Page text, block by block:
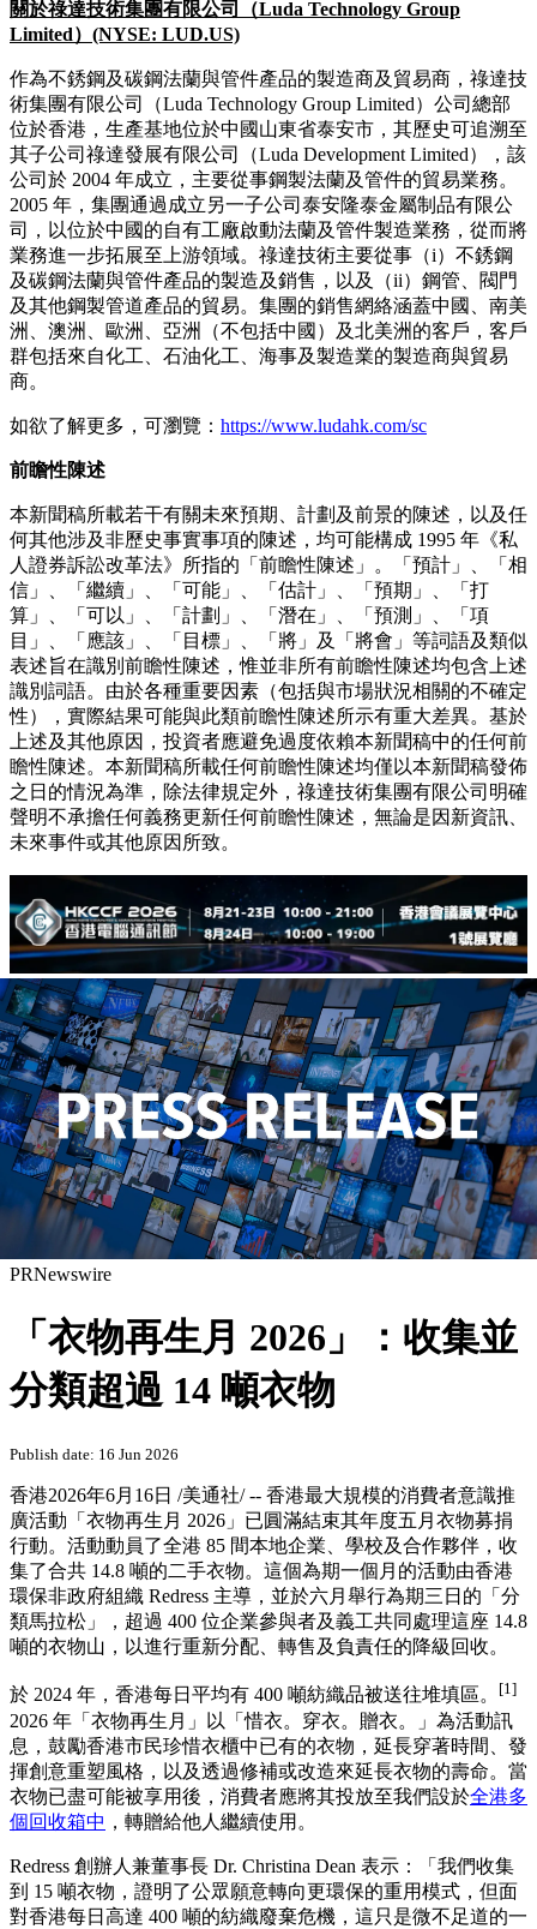
關於祿達技術集團有限公司（Luda Technology Group
Limited） (NYSE: LUD.US)
作為不銹鋼及碳鋼法蘭與管件產品的製造商及貿易商，祿達技
術集團有限公司（Luda Technology Group Limited）公司總部
位於香港，生產基地位於中國山東省泰安市，其歷史可追溯至
其子公司祿達發展有限公司（Luda Development Limited），該
公司於 2004 年成立，主要從事鋼製法蘭及管件的貿易業務。
2005 年，集團通過成立另一子公司泰安隆泰金屬制品有限公
司，以位於中國的自有工廠啟動法蘭及管件製造業務，從而將
業務進一步拓展至上游領域。祿達技術主要從事（i）不銹鋼
及碳鋼法蘭與管件產品的製造及銷售，以及（ii）鋼管、閥門
及其他鋼製管道產品的貿易。集團的銷售網絡涵蓋中國、南美
洲、澳洲、歐洲、亞洲（不包括中國）及北美洲的客戶，客戶
群包括來自化工、石油化工、海事及製造業的製造商與貿易
商。
如欲了解更多，可瀏覽： https://www.ludahk.com/sc
前瞻性陳述
本新聞稿所載若干有關未來預期、計劃及前景的陳述，以及任
何其他涉及非歷史事實事項的陳述，均可能構成 1995 年《私
人證券訴訟改革法》所指的「前瞻性陳述」。「預計」、「相
信」、「繼續」、「可能」、「估計」、「預期」、「打
算」、「可以」、「計劃」、「潛在」、「預測」、「項
目」、「應該」、「目標」、「將」及「將會」等詞語及類似
表述旨在識別前瞻性陳述，惟並非所有前瞻性陳述均包含上述
識別詞語。由於各種重要因素（包括與市場狀況相關的不確定
性），實際結果可能與此類前瞻性陳述所示有重大差異。基於
上述及其他原因，投資者應避免過度依賴本新聞稿中的任何前
瞻性陳述。本新聞稿所載任何前瞻性陳述均僅以本新聞稿發佈
之日的情況為準，除法律規定外，祿達技術集團有限公司明確
聲明不承擔任何義務更新任何前瞻性陳述，無論是因新資訊、
未來事件或其他原因所致。
PRNewswire
「衣物再生月 2026」：收集並
分類超過 14 噸衣物
Publish date: 16 Jun 2026
香港2026年6月16日 /美通社/ -- 香港最大規模的消費者意識推
廣活動「衣物再生月 2026」已圓滿結束其年度五月衣物募捐
行動。活動動員了全港 85 間本地企業、學校及合作夥伴，收
集了合共 14.8 噸的二手衣物。這個為期一個月的活動由香港
環保非政府組織 Redress 主導，並於六月舉行為期三日的「分
類馬拉松」，超過 400 位企業參與者及義工共同處理這座 14.8
噸的衣物山，以進行重新分配、轉售及負責任的降級回收。
於 2024 年，香港每日平均有 400 噸紡織品被送往堆填區。 [1]
2026 年「衣物再生月」以「惜衣。穿衣。贈衣。」為活動訊
息，鼓勵香港市民珍惜衣櫃中已有的衣物，延長穿著時間、發
揮創意重塑風格，以及透過修補或改造來延長衣物的壽命。當
衣物已盡可能被享用後，消費者應將其投放至我們設於全港多
個回收箱中 ，轉贈給他人繼續使用。
Redress 創辦人兼董事長 Dr. Christina Dean 表示：「我們收集
到 15 噸衣物，證明了公眾願意轉向更環保的重用模式，但面
對香港每日高達 400 噸的紡織廢棄危機，這只是微不足道的一